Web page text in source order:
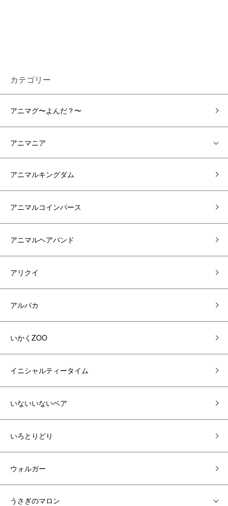
カテゴリー
アニマグ〜よんだ？〜
アニマニア
アニマルキングダム
アニマルコインパース
アニマルヘアバンド
アリクイ
アルパカ
いかくZOO
イニシャルティータイム
いないいないベア
いろとりどり
ウォルガー
うさぎのマロン